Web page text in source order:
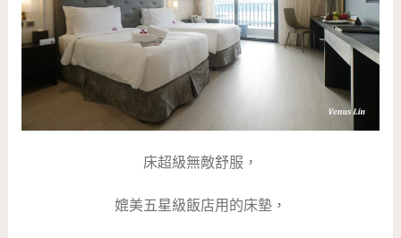
床超級無敵舒服，
媲美五星級飯店用的床墊，